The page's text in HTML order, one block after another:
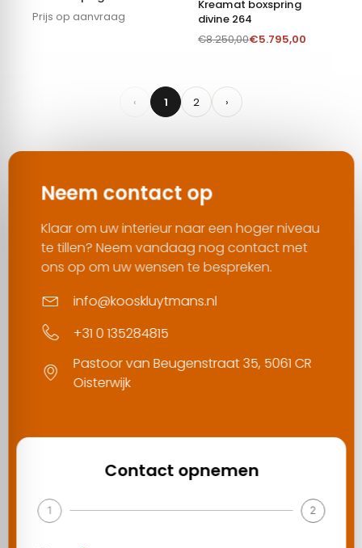
Prijs op aanvraag
Kreamat boxspring
divine 264
€8.250,00€5.795,00
‹ 1 2 ›
Neem contact op
Klaar om uw interieur naar een hoger niveau
te tillen? Neem vandaag nog contact met
ons op om uw wensen te bespreken.
info@kooskluytmans.nl
+31 0 135284815
Pastoor van Beugenstraat 35, 5061 CR
Oisterwijk
Contact opnemen
1 2